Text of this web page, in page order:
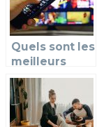
Quels sont les
meilleurs
films de
l’année 2020
à découvrir au
cinéma ?